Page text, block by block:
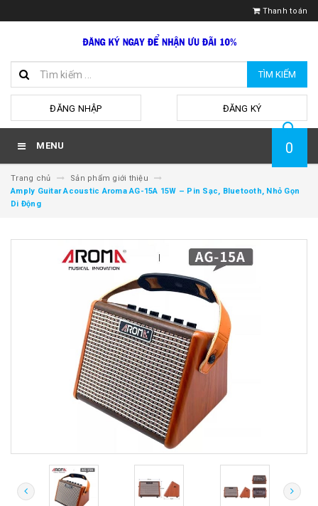
Thanh toán
TÌM KIẾM
ĐĂNG NHẬP ĐĂNG KÝ
MENU 0
Trang chủ
Sản phẩm giới thiệu
Amply Guitar Acoustic Aroma AG-15A 15W – Pin Sạc, Bluetooth, Nhỏ Gọn
Di Động